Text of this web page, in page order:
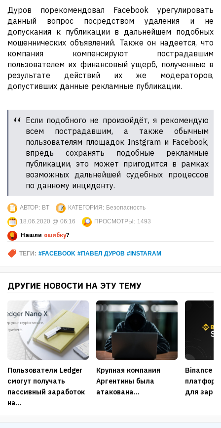
Дуров порекомендовал Facebook урегулировать
данный вопрос посредством удаления и не
допускания к публикации в дальнейшем подобных
мошеннических объявлений. Также он надеется, что
компания компенсируют пострадавшим
пользователем их финансовый ущерб, полученные в
результате действий их же модераторов,
допустивших данные рекламные публикации.
Если подобного не произойдёт, я рекомендую
всем пострадавшим, а также обычным
пользователям площадок Instgram и Facebook,
впредь сохранять подобные рекламные
публикации, это может пригодится в рамках
возможных дальнейшей судебных процессов
по данному инциденту.
АВТОР: BT КАТЕГОРИЯ: Безопасность
18.06.2020 @ 06:16
ПРОСМОТРЫ: 1493
Нашли ошибку?
ТЕГИ: #FACEBOOK #ПАВЕЛ ДУРОВ #INSTARAM
ДРУГИЕ НОВОСТИ НА ЭТУ ТЕМУ
Пользователи Ledger
смогут получать
пассивный заработок
на...
Крупная компания
Аргентины была
атакована...
Binance
для